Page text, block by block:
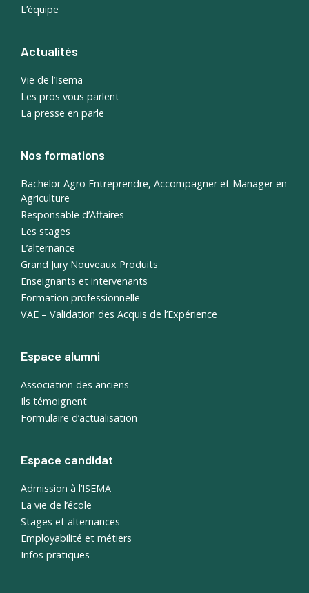
L’équipe
Actualités
Vie de l’Isema
Les pros vous parlent
La presse en parle
Nos formations
Bachelor Agro Entreprendre, Accompagner et Manager en
Agriculture
Responsable d’Affaires
Les stages
L’alternance
Grand Jury Nouveaux Produits
Enseignants et intervenants
Formation professionnelle
VAE – Validation des Acquis de l’Expérience
Espace alumni
Association des anciens
Ils témoignent
Formulaire d’actualisation
Espace candidat
Admission à l’ISEMA
La vie de l’école
Stages et alternances
Employabilité et métiers
Infos pratiques